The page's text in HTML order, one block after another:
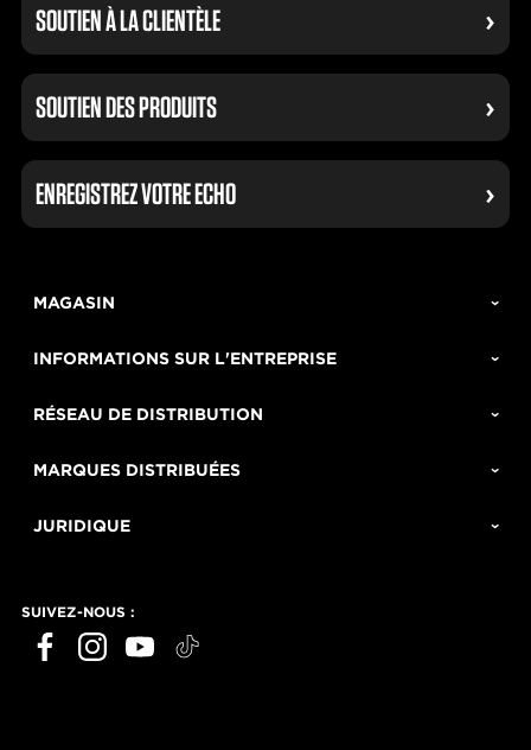
SOUTIEN À LA CLIENTÈLE
SOUTIEN DES PRODUITS
ENREGISTREZ VOTRE ECHO
MAGASIN
INFORMATIONS SUR L'ENTREPRISE
RÉSEAU DE DISTRIBUTION
MARQUES DISTRIBUÉES
JURIDIQUE
SUIVEZ-NOUS :